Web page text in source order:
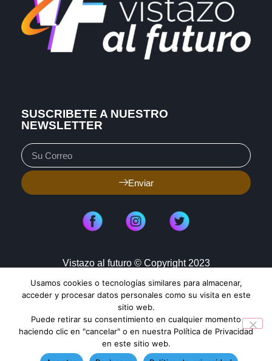
SUSCRIBETE A NUESTRO
NEWSLETTER
Enviar
Vistazo al futuro © Copyright 2023
Aviso de Privacidad
Política de Cookies
Mapa de Sitio
TENDENCIAS HOY
Usamos cookies o tecnologías similares para almacenar,
acceder y procesar datos personales como su visita en este
sitio web.
Puede retirar su consentimiento en cualquier momento
haciendo clic en "cancelar" o en nuestra Política de Privacidad
en este sitio web.